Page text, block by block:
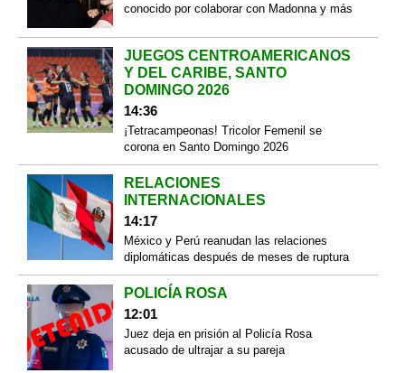
conocido por colaborar con Madonna y más
JUEGOS CENTROAMERICANOS
Y DEL CARIBE, SANTO
DOMINGO 2026
14:36
¡Tetracampeonas! Tricolor Femenil se
corona en Santo Domingo 2026
RELACIONES
INTERNACIONALES
14:17
México y Perú reanudan las relaciones
diplomáticas después de meses de ruptura
POLICÍA ROSA
12:01
Juez deja en prisión al Policía Rosa
acusado de ultrajar a su pareja